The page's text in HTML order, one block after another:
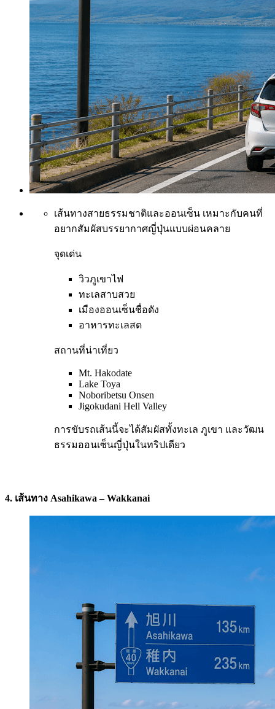
เส้นทางสายธรรมชาติและออนเซ็น เหมาะกับคนที่
อยากสัมผัสบรรยากาศญี่ปุ่นแบบผ่อนคลาย
จุดเด่น
วิวภูเขาไฟ
ทะเลสาบสวย
เมืองออนเซ็นชื่อดัง
อาหารทะเลสด
สถานที่น่าเที่ยว
Mt. Hakodate
Lake Toya
Noboribetsu Onsen
Jigokudani Hell Valley
การขับรถเส้นนี้จะได้สัมผัสทั้งทะเล ภูเขา และวัฒน
ธรรมออนเซ็นญี่ปุ่นในทริปเดียว
4. เส้นทาง Asahikawa – Wakkanai